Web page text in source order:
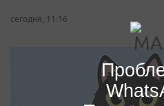
сегодня, 11:16